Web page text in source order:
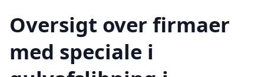
Oversigt over firmaer
med speciale i